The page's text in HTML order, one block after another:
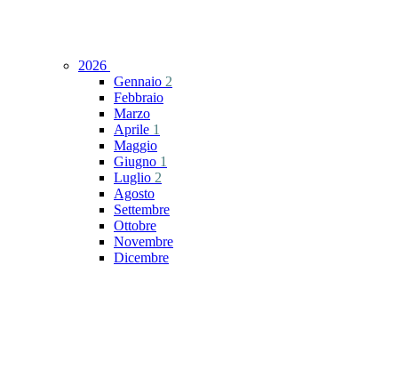
2026
Gennaio 2
Febbraio
Marzo
Aprile 1
Maggio
Giugno 1
Luglio 2
Agosto
Settembre
Ottobre
Novembre
Dicembre